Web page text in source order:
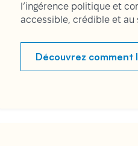
l’ingérence politique et
accessible, crédible et
Découvrez comment